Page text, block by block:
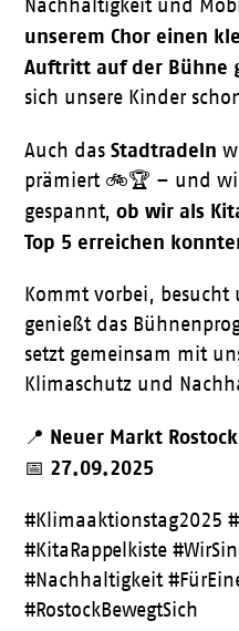
Nachhaltigkeit und
unserem Chor einen
Auftritt auf der Bühne
sich unsere Kinder
Auch dasStadtradeln
prämiert 🚲🏆 – und
gespannt,ob wir als
Top 5 erreichen
Kommt vorbei, besucht
genießt das
setzt gemeinsam mit
Klimaschutz und
📍 Neuer Markt Rostock
📅 27.09.2025
#Klimaaktionstag2025
#KitaRappelkiste
#Nachhaltigkeit
#RostockBewegtSich